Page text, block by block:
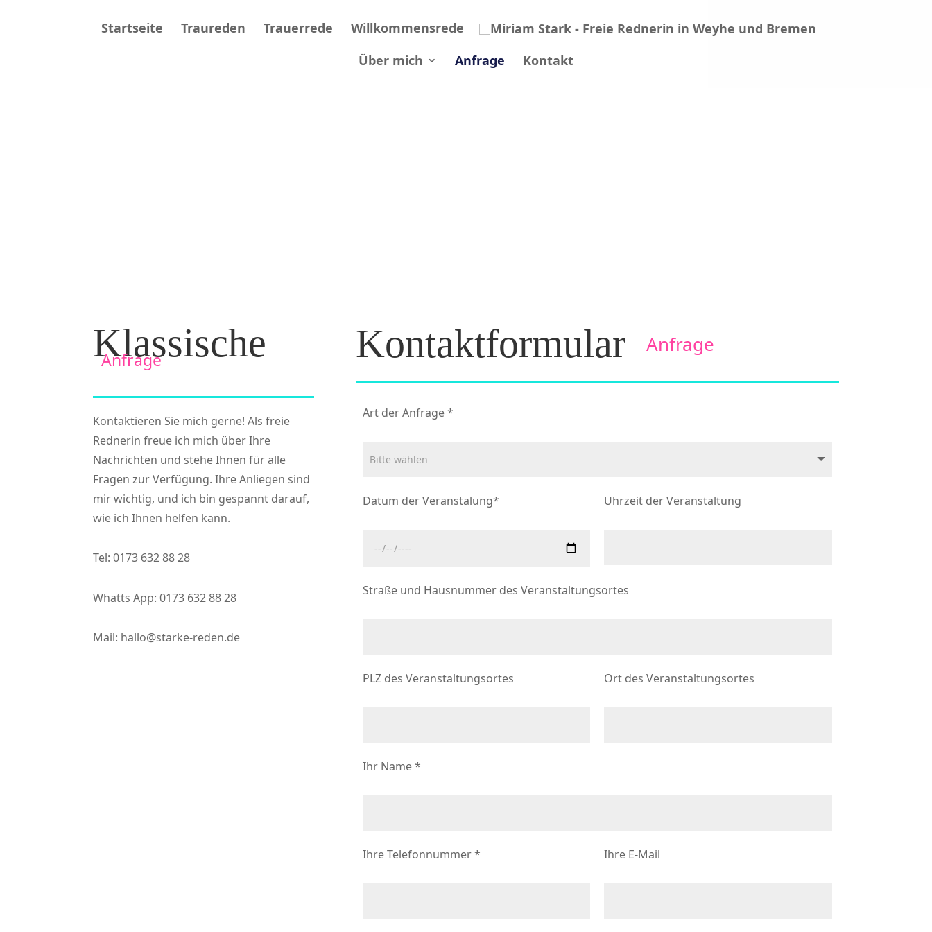
Startseite Traureden Trauerrede
Willkommensrede
Über mich
Anfrage Kontakt
Klassische
  Anfrage
Kontaktieren Sie mich gerne! Als freie
Rednerin freue ich mich über Ihre
Nachrichten und stehe Ihnen für alle
Fragen zur Verfügung. Ihre Anliegen sind
mir wichtig, und ich bin gespannt darauf,
wie ich Ihnen helfen kann.
Tel: 0173 632 88 28
Whatts App: 0173 632 88 28
Mail: hallo@starke-reden.de
Kontaktformular Anfrage
Art der Anfrage*
Datum der Veranstalung* Uhrzeit der Veranstaltung
Straße und Hausnummer des Veranstaltungsortes
PLZ des Veranstaltungsortes Ort des Veranstaltungsortes
Ihr Name*
Ihre Telefonnummer* Ihre E-Mail